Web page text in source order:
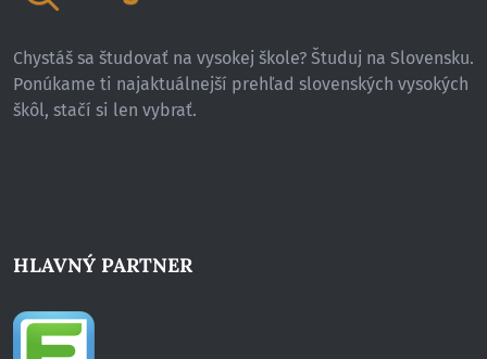
Chystáš sa študovať na vysokej škole? Študuj na Slovensku.
Ponúkame ti najaktuálnejší prehľad slovenských vysokých
škôl, stačí si len vybrať.
HLAVNÝ PARTNER